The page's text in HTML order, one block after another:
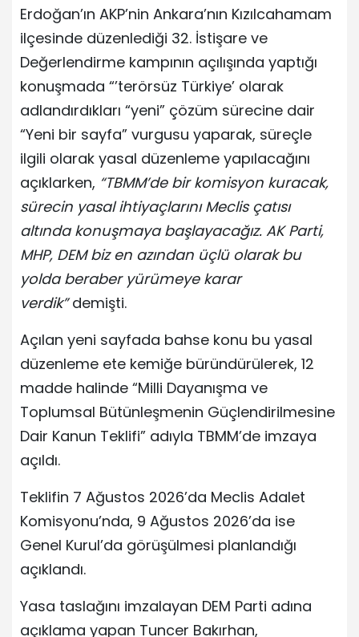
Erdoğan’ın AKP’nin Ankara’nın Kızılcahamam
ilçesinde düzenlediği 32. İstişare ve
Değerlendirme kampının açılışında yaptığı
konuşmada “’terörsüz Türkiye’ olarak
adlandırdıkları “yeni” çözüm sürecine dair
“Yeni bir sayfa” vurgusu yaparak, süreçle
ilgili olarak yasal düzenleme yapılacağını
açıklarken, “TBMM’de bir komisyon kuracak,
sürecin yasal ihtiyaçlarını Meclis çatısı
altında konuşmaya başlayacağız. AK Parti,
MHP, DEM biz en azından üçlü olarak bu
yolda beraber yürümeye karar
verdik”demişti.
Açılan yeni sayfada bahse konu bu yasal
düzenleme ete kemiğe büründürülerek, 12
madde halinde “Milli Dayanışma ve
Toplumsal Bütünleşmenin Güçlendirilmesine
Dair Kanun Teklifi” adıyla TBMM’de imzaya
açıldı.
Teklifin 7 Ağustos 2026’da Meclis Adalet
Komisyonu’nda, 9 Ağustos 2026’da ise
Genel Kurul’da görüşülmesi planlandığı
açıklandı.
Yasa taslağını imzalayan DEM Parti adına
açıklama yapan Tuncer Bakırhan,